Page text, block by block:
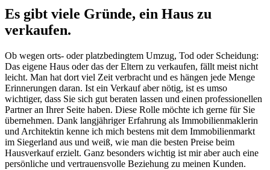
Es gibt viele Gründe, ein Haus zu
verkaufen.
Ob wegen orts- oder platzbedingtem Umzug, Tod oder Scheidung:
Das eigene Haus oder das der Eltern zu verkaufen, fällt meist nicht
leicht. Man hat dort viel Zeit verbracht und es hängen jede Menge
Erinnerungen daran. Ist ein Verkauf aber nötig, ist es umso
wichtiger, dass Sie sich gut beraten lassen und einen professionellen
Partner an Ihrer Seite haben. Diese Rolle möchte ich gerne für Sie
übernehmen. Dank langjähriger Erfahrung als Immobilienmaklerin
und Architektin kenne ich mich bestens mit dem Immobilienmarkt
im Siegerland aus und weiß, wie man die besten Preise beim
Hausverkauf erzielt. Ganz besonders wichtig ist mir aber auch eine
persönliche und vertrauensvolle Beziehung zu meinen Kunden.